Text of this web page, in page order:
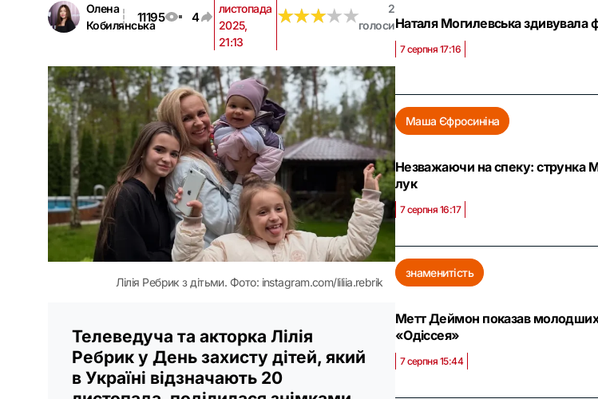
Олена
Кобилянська
11195 4
листопада
2025,
21:13
★★★★★
★★★★★
2
голоси
Лілія Ребрик з дітьми. Фото: instagram.com/liliia.rebrik
Телеведуча та акторка Лілія
Ребрик у День захисту дітей, який
в Україні відзначають 20
Наталя Могилевська здивувала
7 серпня 17:16
Маша Єфросиніна
Незважаючи на спеку: струнка
лук
7 серпня 16:17
знаменитість
Метт Деймон показав молодших
«Одіссея»
7 серпня 15:44